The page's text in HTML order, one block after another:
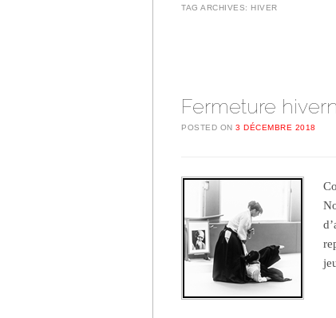
TAG ARCHIVES: HIVER
Fermeture
POSTED ON 3 DÉCEMBRE 2018